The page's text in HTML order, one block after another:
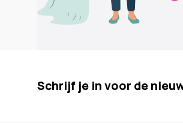
Schrijf je in voor de